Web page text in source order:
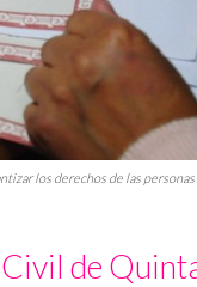
los derechos de las personas
de